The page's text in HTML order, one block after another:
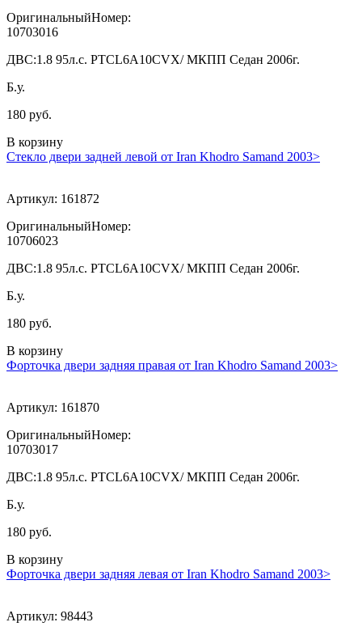
ОригинальныйНомер:
10703016
ДВС:1.8 95л.с. PTCL6A10CVX/ МКПП Седан 2006г.
Б.у.
180 руб.
В корзину
Стекло двери задней левой от Iran Khodro Samand 2003>
Артикул: 161872
ОригинальныйНомер:
10706023
ДВС:1.8 95л.с. PTCL6A10CVX/ МКПП Седан 2006г.
Б.у.
180 руб.
В корзину
Форточка двери задняя правая от Iran Khodro Samand 2003>
Артикул: 161870
ОригинальныйНомер:
10703017
ДВС:1.8 95л.с. PTCL6A10CVX/ МКПП Седан 2006г.
Б.у.
180 руб.
В корзину
Форточка двери задняя левая от Iran Khodro Samand 2003>
Артикул: 98443